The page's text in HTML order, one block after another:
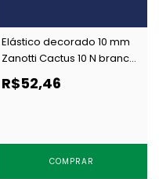
Elástico decorado 10 mm
Zanotti Cactus 10 N branco
c/ 50 m
R$52,46
COMPRAR